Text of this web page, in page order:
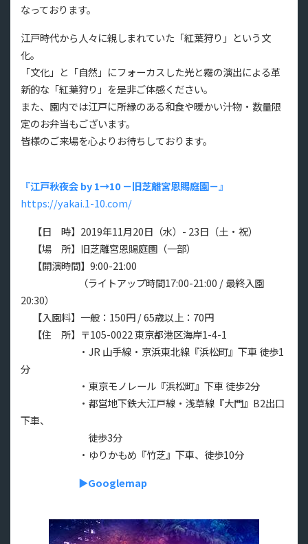
なっております。
江戸時代から人々に親しまれていた「紅葉狩り」という文
化。
「文化」と「自然」にフォーカスした光と霧の演出による革
新的な「紅葉狩り」を是非ご体感ください。
また、園内では江戸に所縁のある和食や暖かい汁物・数量限
定のお弁当もございます。
皆様のご来場を心よりお待ちしております。
『江戸秋夜会 by 1→10 －旧芝離宮恩賜庭園－』
https://yakai.1-10.com/
【日 時】2019年11月20日（水）- 23日（土・祝）
【場 所】旧芝離宮恩賜庭園（一部）
【開演時間】9:00-21:00
（ライトアップ時間17:00-21:00 / 最終入園
20:30）
【入園料】一般：150円 / 65歳以上：70円
【住 所】〒105-0022 東京都港区海岸1-4-1
・JR 山手線・京浜東北線『浜松町』下車 徒歩1
分
・東京モノレール『浜松町』下車 徒歩2分
・都営地下鉄大江戸線・浅草線『大門』B2出口
下車、
徒歩3分
・ゆりかもめ『竹芝』下車、徒歩10分
▶Googlemap